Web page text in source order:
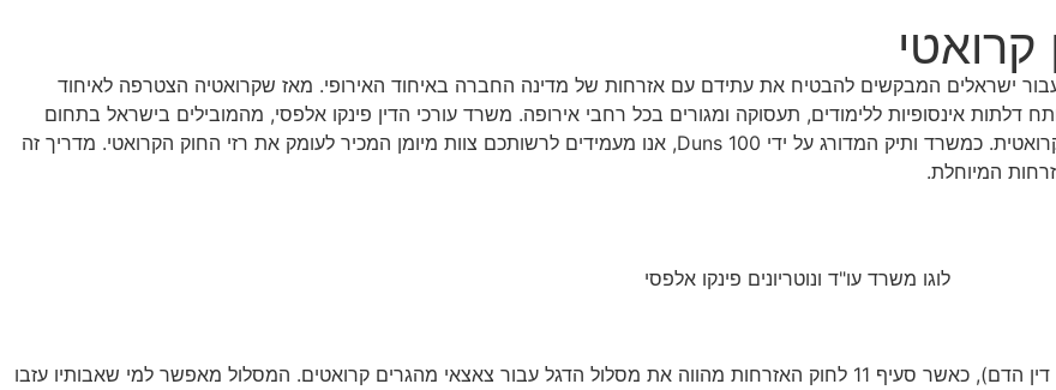
ישראלים המבקשים להבטיח את עתידם עם אזרחות של מדינה החברה באיחוד האירופי. מאז שקרואטיה הצטרפה לאיחוד
דלתות אינסופיות ללימודים, תעסוקה ומגורים בכל רחבי אירופה. משרד עורכי הדין פינקו אלפסי, מהמובילים בישראל בתחום
ההגירה והאזרחויות, מלווה אתכם צעד אחר צעד בנבכי הבירוקרטיה הקרואטית. כמשרד ותיק המדורג על ידי Duns 100, אנו מעמידים לרשותכם צוות מיומן המכיר לעומק את רזי החוק הקרואטי. מדריך זה
המיוחלת.
הוצאת אזרחות קרואטית מתבססת בעיקרה על הוכחת קשר דם (עקרון דין הדם), כאשר סעיף 11 לחוק האזרחות מהווה את מסלול הדגל עבור צאצאי מהגרים קרואטים. המסלול מאפשר למי שאבותיו עזבו